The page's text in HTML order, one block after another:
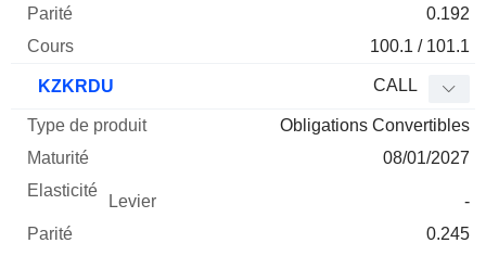
0.192
100.1 / 101.1
KZKRDU CALL
Obligations Convertibles
08/01/2027
-
0.245